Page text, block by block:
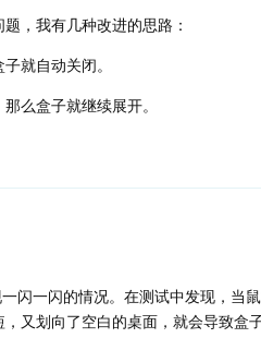
，我有几种改进的思路：
就自动关闭。
么盒子就继续展开。
闪一闪的情况。在测试中发现，当
又划向了空白的桌面，就会导致盒